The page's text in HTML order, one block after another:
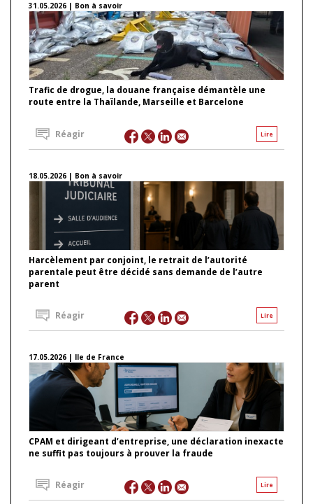
31.05.2026 | Bon à savoir
Trafic de drogue, la douane française démantèle une
route entre la Thaïlande, Marseille et Barcelone
Lire
Réagir
18.05.2026 | Bon à savoir
Harcèlement par conjoint, le retrait de l’autorité
parentale peut être décidé sans demande de l’autre
parent
Lire
Réagir
17.05.2026 | Ile de France
CPAM et dirigeant d’entreprise, une déclaration inexacte
ne suffit pas toujours à prouver la fraude
Lire
Réagir